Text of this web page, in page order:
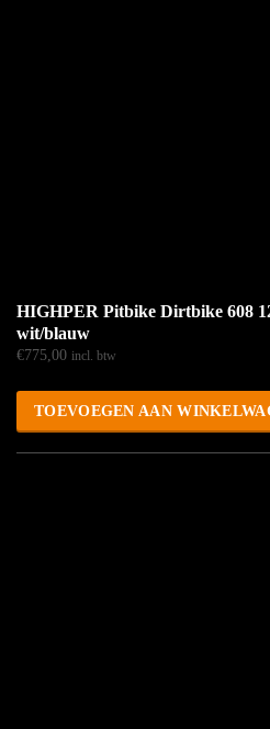
HIGHPER Pitbike Dirtbike 608
wit/blauw
€775,00 incl. btw
TOEVOEGEN AAN